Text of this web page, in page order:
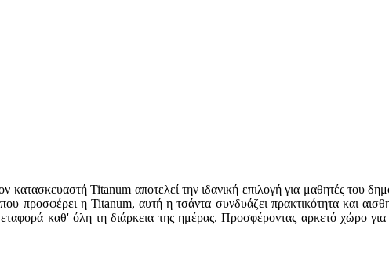
κατασκευαστή Titanum αποτελεί την ιδανική επιλογή για μαθητές του
που προσφέρει η Titanum, αυτή η τσάντα συνδυάζει πρακτικότητα και
καθ' όλη τη διάρκεια της ημέρας. Προσφέροντας αρκετό χώρο